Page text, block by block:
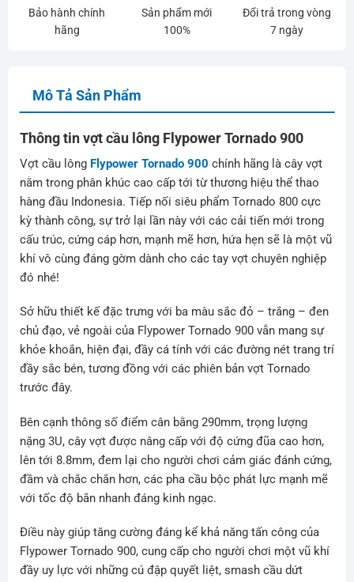
Bảo hành chính
hãng
Sản phẩm mới
100%
Đổi trả trong vòng
7 ngày
Mô Tả Sản Phẩm
Thông tin vợt cầu lông Flypower Tornado 900
Vợt cầu lông Flypower Tornado 900 chính hãng là cây vợt
nằm trong phân khúc cao cấp tới từ thương hiệu thể thao
hàng đầu Indonesia. Tiếp nối siêu phẩm Tornado 800 cực
kỳ thành công, sự trở lại lần này với các cải tiến mới trong
cấu trúc, cứng cáp hơn, mạnh mẽ hơn, hứa hẹn sẽ là một vũ
khí vô cùng đáng gờm dành cho các tay vợt chuyên nghiệp
đó nhé!
Sở hữu thiết kế đặc trưng với ba màu sắc đỏ – trắng – đen
chủ đạo, vẻ ngoài của Flypower Tornado 900 vẫn mang sự
khỏe khoắn, hiện đại, đầy cá tính với các đường nét trang trí
đầy sắc bén, tương đồng với các phiên bản vợt Tornado
trước đây.
Bên cạnh thông số điểm cân bằng 290mm, trọng lượng
nặng 3U, cây vợt được nâng cấp với độ cứng đũa cao hơn,
lên tới 8.8mm, đem lại cho người chơi cảm giác đánh cứng,
đầm và chắc chắn hơn, các pha cầu bộc phát lực mạnh mẽ
với tốc độ bắn nhanh đáng kinh ngạc.
Điều này giúp tăng cường đáng kể khả năng tấn công của
Flypower Tornado 900, cung cấp cho người chơi một vũ khí
đầy uy lực với những cú đập quyết liệt, smash cầu dứt